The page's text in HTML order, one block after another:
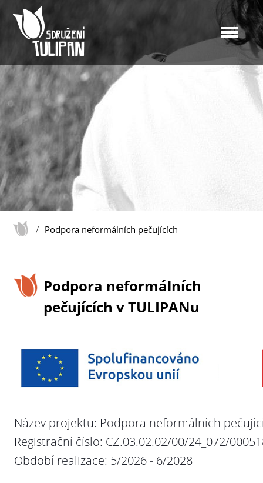
/ Podpora neformálních pečujících
Podpora neformálních
pečujících v TULIPANu
Název projektu: Podpora neformálních
Registrační číslo: CZ.03.02.02/00/24_072/
Období realizace: 5/2026 - 6/2028